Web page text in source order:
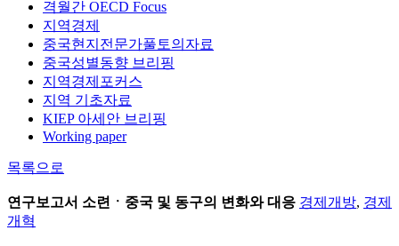
격월간 OECD Focus
지역경제
중국현지전문가풀토의자료
중국성별동향 브리핑
지역경제포커스
지역 기초자료
KIEP 아세안 브리핑
Working paper
목록으로
연구보고서 소련ㆍ중국 및 동구의 변화와 대응 경제개방, 경제
개혁